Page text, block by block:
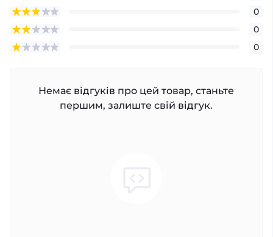
0
0
0
Немає відгуків про цей товар, станьте
першим, залиште свій відгук.